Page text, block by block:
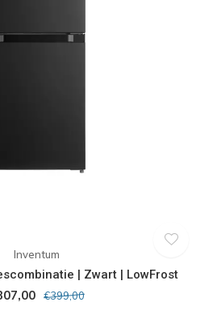
Inventum
| Zwart | LowFrost
€399,00